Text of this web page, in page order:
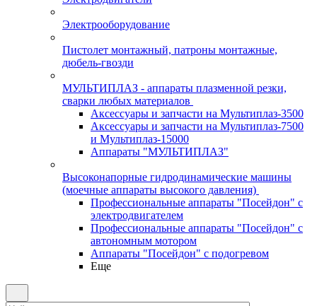
Электрооборудование
Пистолет монтажный, патроны монтажные,
дюбель-гвозди
МУЛЬТИПЛАЗ - аппараты плазменной резки,
сварки любых материалов
Аксессуары и запчасти на Мультиплаз-3500
Аксессуары и запчасти на Мультиплаз-7500
и Мультиплаз-15000
Аппараты "МУЛЬТИПЛАЗ"
Высоконапорные гидродинамические машины
(моечные аппараты высокого давления)
Профессиональные аппараты "Посейдон" с
электродвигателем
Профессиональные аппараты "Посейдон" с
автономным мотором
Аппараты "Посейдон" с подогревом
Еще